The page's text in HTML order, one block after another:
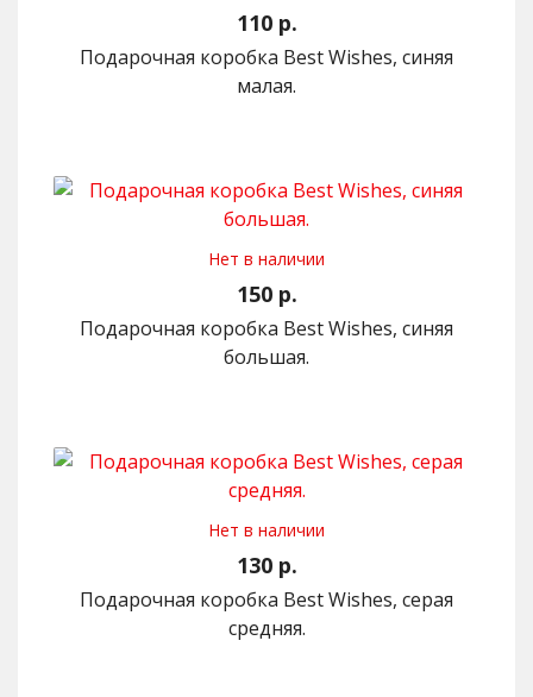
110 р.
Подарочная коробка Best Wishes, синяя
малая.
Нет в наличии
150 р.
Подарочная коробка Best Wishes, синяя
большая.
Нет в наличии
130 р.
Подарочная коробка Best Wishes, серая
средняя.